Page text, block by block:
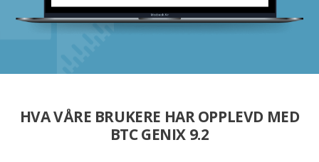
HVA VÅRE BRUKERE HAR OPPLEVD MED
BTC GENIX 9.2